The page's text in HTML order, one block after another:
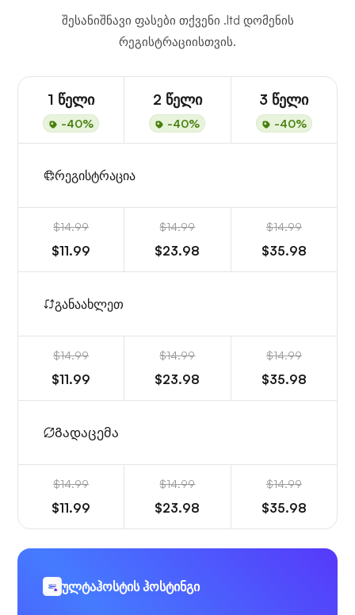
შესანიშნავი ფასები თქვენი .ltd დომენის
რეგისტრაციისთვის.
1 წელი
-40%
2 წელი
-40%
3 წელი
-40%
რეგისტრაცია
$14.99
$11.99
$14.99
$23.98
$14.99
$35.98
განაახლეთ
$14.99
$11.99
$14.99
$23.98
$14.99
$35.98
Გადაცემა
$14.99
$11.99
$14.99
$23.98
$14.99
$35.98
ულტაჰოსტის ჰოსტინგი